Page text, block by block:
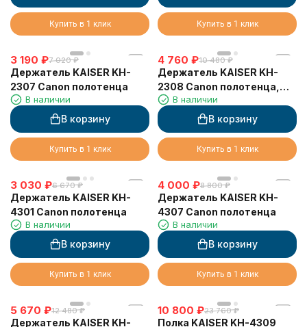
Купить в 1 клик Купить в 1 клик
3 190 ₽7 020 ₽
Держатель KAISER KH-
2307 Canon полотенца
В наличии
В корзину
Купить в 1 клик
4 760 ₽10 480 ₽
Держатель KAISER KH-
2308 Canon полотенца,
двойной
В наличии
В корзину
Купить в 1 клик
3 030 ₽6 670 ₽
Держатель KAISER KH-
4301 Canon полотенца
В наличии
В корзину
Купить в 1 клик
4 000 ₽8 800 ₽
Держатель KAISER KH-
4307 Canon полотенца
В наличии
В корзину
Купить в 1 клик
5 670 ₽12 480 ₽
Держатель KAISER KH-
10 800 ₽23 760 ₽
Полка KAISER KH-4309